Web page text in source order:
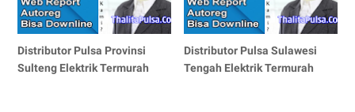
Distributor Pulsa Provinsi
Sulteng Elektrik Termurah
Distributor Pulsa Sulawesi
Tengah Elektrik Termurah